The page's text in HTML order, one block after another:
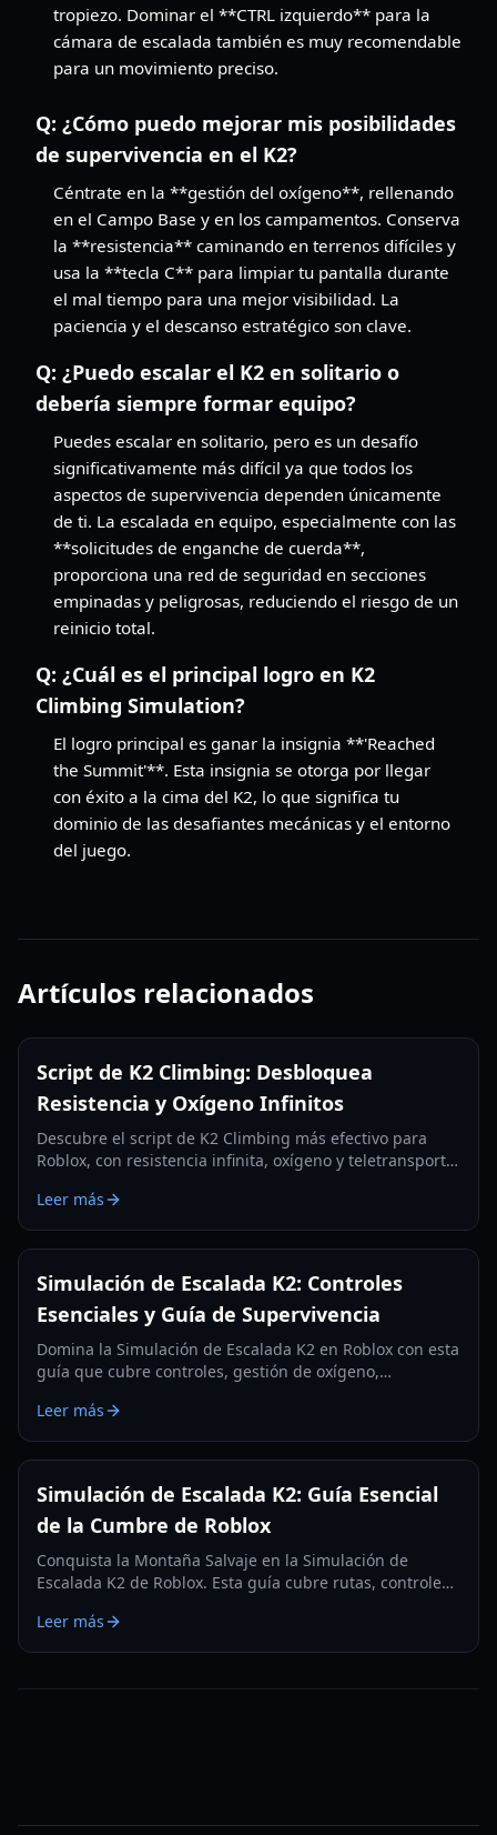
tropiezo. Dominar el **CTRL izquierdo** para la
cámara de escalada también es muy recomendable
para un movimiento preciso.
Q: ¿Cómo puedo mejorar mis posibilidades
de supervivencia en el K2?
Céntrate en la **gestión del oxígeno**, rellenando
en el Campo Base y en los campamentos. Conserva
la **resistencia** caminando en terrenos difíciles y
usa la **tecla C** para limpiar tu pantalla durante
el mal tiempo para una mejor visibilidad. La
paciencia y el descanso estratégico son clave.
Q: ¿Puedo escalar el K2 en solitario o
debería siempre formar equipo?
Puedes escalar en solitario, pero es un desafío
significativamente más difícil ya que todos los
aspectos de supervivencia dependen únicamente
de ti. La escalada en equipo, especialmente con las
**solicitudes de enganche de cuerda**,
proporciona una red de seguridad en secciones
empinadas y peligrosas, reduciendo el riesgo de un
reinicio total.
Q: ¿Cuál es el principal logro en K2
Climbing Simulation?
El logro principal es ganar la insignia **'Reached
the Summit'**. Esta insignia se otorga por llegar
con éxito a la cima del K2, lo que significa tu
dominio de las desafiantes mecánicas y el entorno
del juego.
Artículos relacionados
Script de K2 Climbing: Desbloquea
Resistencia y Oxígeno Infinitos
Descubre el script de K2 Climbing más efectivo para
Roblox, con resistencia infinita, oxígeno y teletransporte
Leer más
Simulación de Escalada K2: Controles
Esenciales y Guía de Supervivencia
Domina la Simulación de Escalada K2 en Roblox con esta
guía que cubre controles, gestión de oxígeno,
para la supervivencia.
Leer más
Simulación de Escalada K2: Guía Esencial
de la Cumbre de Roblox
Conquista la Montaña Salvaje en la Simulación de
Escalada K2 de Roblox. Esta guía cubre rutas, controles,
Leer más